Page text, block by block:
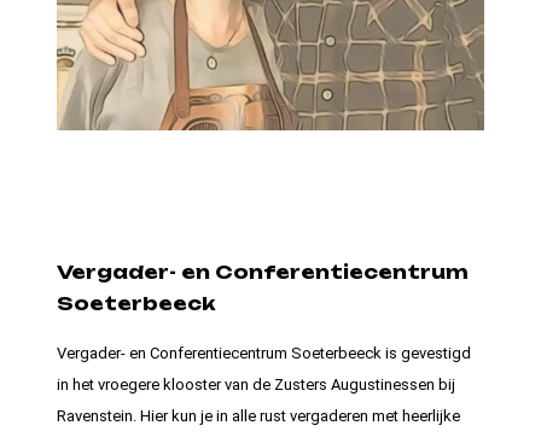
Vergader- en Conferentiecentrum
Soeterbeeck
Vergader- en Conferentiecentrum Soeterbeeck is gevestigd
in het vroegere klooster van de Zusters Augustinessen bij
Ravenstein. Hier kun je in alle rust vergaderen met heerlijke